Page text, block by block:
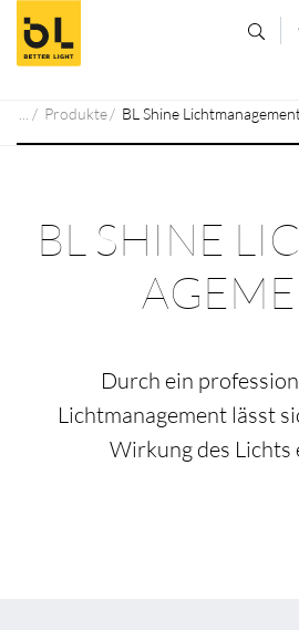
Zum Inhalt springen (Alt+0)
Zum Hauptmenü springen (Alt+1)
Produkte BL Shine
BL SHINE
Durch ein
Lichtmanagement lässt
Wirkung des Lichts